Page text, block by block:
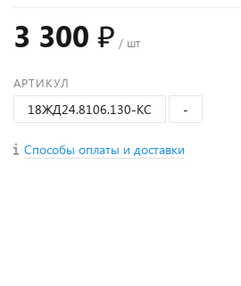
3 300 ₽ / шт
АРТИКУЛ
18ЖД24.8106.130-КС -
Способы оплаты и доставки